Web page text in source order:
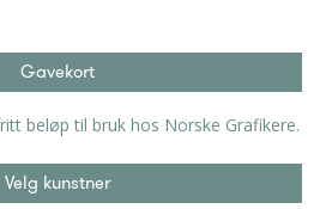
Gavekort
beløp til bruk hos Norske Grafikere.
Velg kunstner